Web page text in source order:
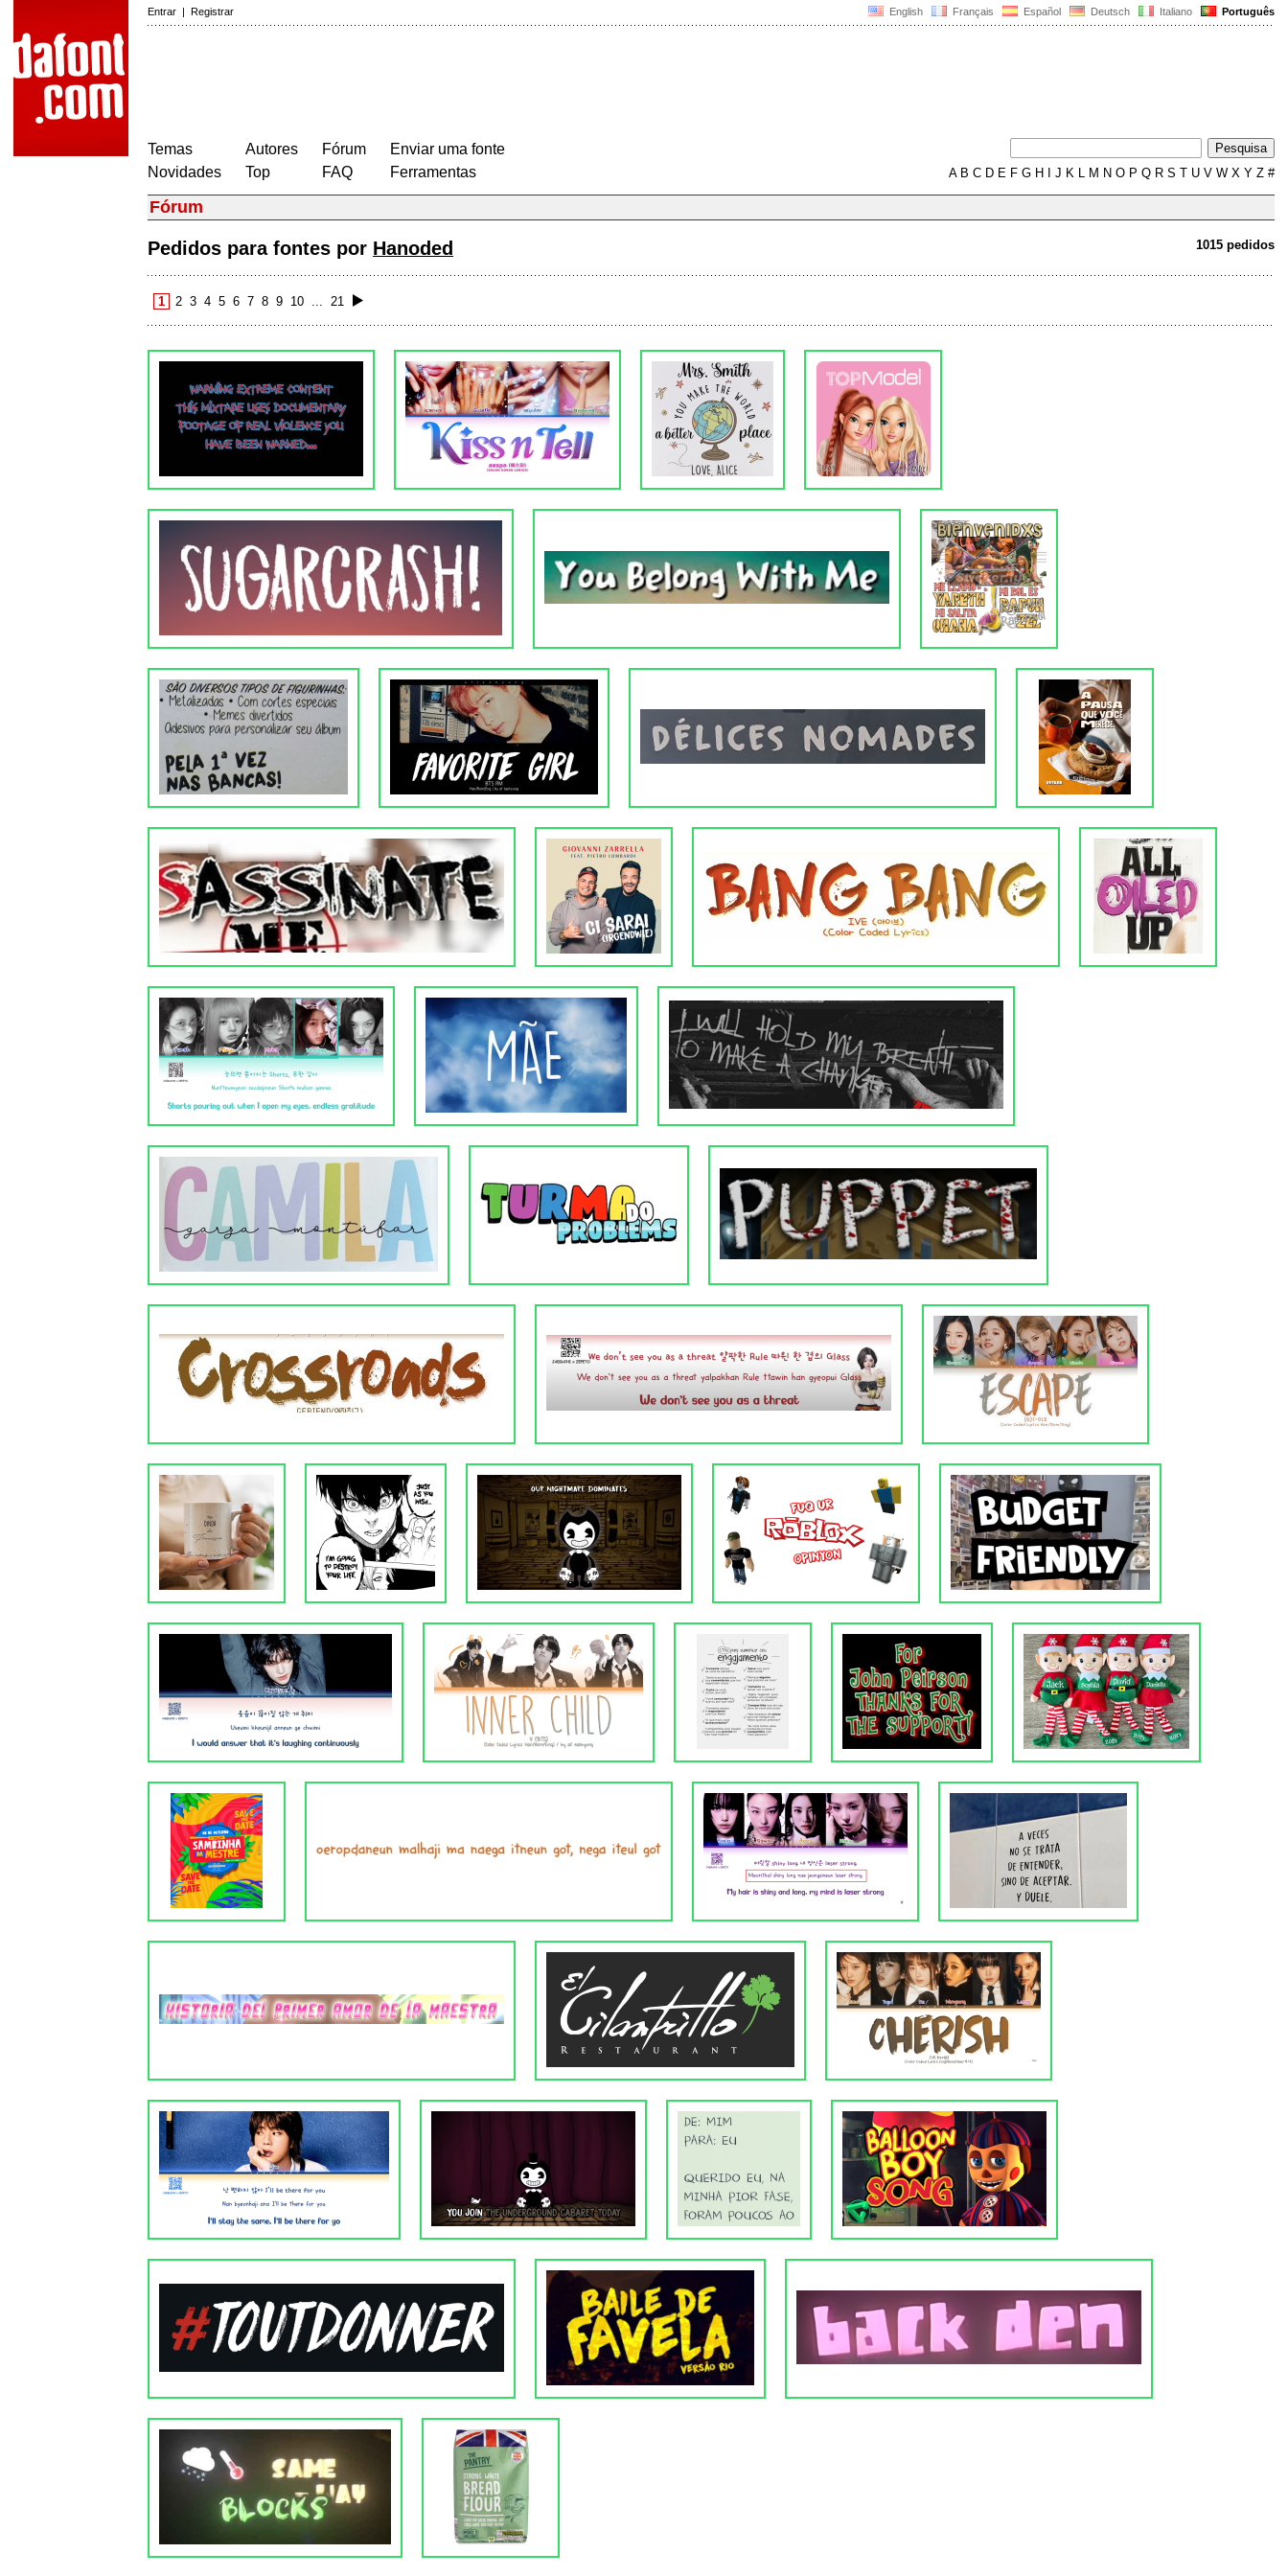
English Français Español Deutsch Italiano Português
Entrar | Registrar
Temas
Novidades
Autores
Top
Fórum
FAQ
Enviar uma fonte
Ferramentas
AB C D E F G H J K L M N O P Q R S T U V W X Y Z #
Fórum
1015 pedidos
Pedidos para fontes por Hanoded
1 2 3 4 5 6 7 8 9 10 ... 21